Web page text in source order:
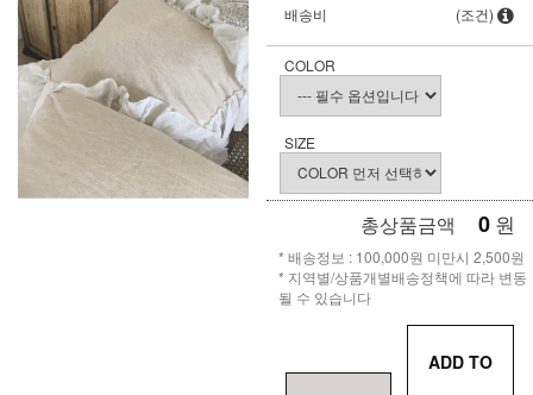
배송비
(조건)
COLOR
SIZE
총상품금액 0 원
* 배송정보 : 100,000원 미만시 2,500원
* 지역별/상품개별배송정책에 따라 변동
될 수 있습니다
ADD TO